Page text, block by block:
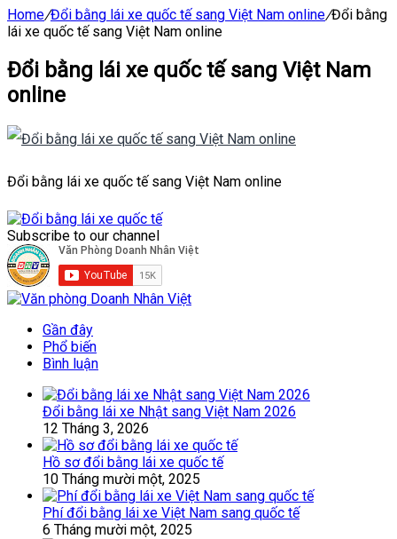
Home/Đổi bằng lái xe quốc tế sang Việt Nam online/Đổi bằng
lái xe quốc tế sang Việt Nam online
Đổi bằng lái xe quốc tế sang Việt Nam
online
Đổi bằng lái xe quốc tế sang Việt Nam online
Subscribe to our channel
Gần đây
Phổ biến
Bình luận
Đổi bằng lái xe Nhật sang Việt Nam 2026
12 Tháng 3, 2026
Hồ sơ đổi bằng lái xe quốc tế
10 Tháng mười một, 2025
Phí đổi bằng lái xe Việt Nam sang quốc tế
6 Tháng mười một, 2025